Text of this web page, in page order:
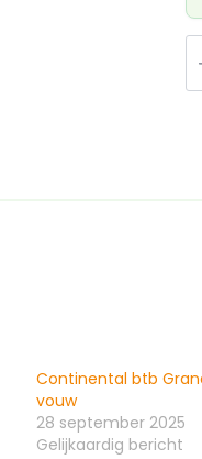
Continental btb
vouw
28 september 2025
Gelijkaardig bericht